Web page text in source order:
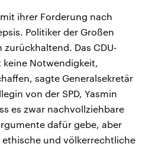
ihrer Forderung nach
Politiker der Großen
Das CDU-
keine Notwendigkeit,
sagte Generalsekretär
von der SPD, Yasmin
es zwar nachvollziehbare
dafür gebe, aber
und völkerrechtliche